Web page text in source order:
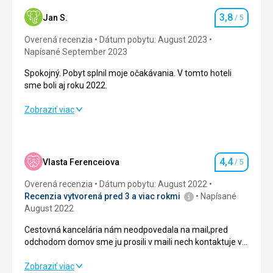
Jan S. Hodnotenie
3,8 / 5
Overená recenzia
Dátum pobytu: August 2023
Napísané September 2023
Spokojný. Pobyt splnil moje očakávania. V tomto hoteli
sme boli aj roku 2022.
Spokojný. Pobyt splnil moje očakávania. V tomto hoteli
Ubytovanie 4,0/ 5
Okolie 4,0
Cena 3,0 / 5
Zobraziť viac
Vlasta Ferenceiova Hodnotenie
4,4/ 5
Overená recenzia
Dátum pobytu: August 2022
Recenzia vytvorená pred 3 a viac rokmi
Napísané
August 2022
Cestovná kancelária nám neodpovedala na mail,pred
odchodom domov sme ju prosili v maili nech kontaktuje v
transfer,ani nás.Museli sme jej volať z Jordánska lebo sme
Cestovná kancelária nám neodpovedala na mail,pred
Zobraziť viac